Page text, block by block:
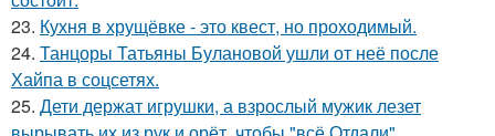
23. Кухня в хрущёвке - это квест, но проходимый.
24. Танцоры Татьяны Булановой ушли от неё после
Хайпа в соцсетях.
25. Дети держат игрушки, а взрослый мужик лезет